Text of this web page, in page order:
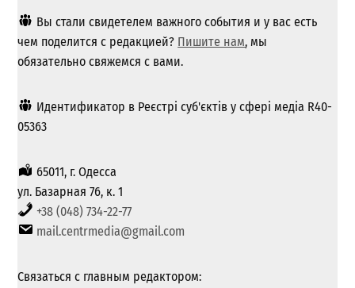
Вы стали свидетелем важного события и у вас есть
чем поделится с редакцией? Пишите нам, мы
обязательно свяжемся с вами.
Идентификатор в Реєстрі суб'єктів у сфері медіа R40-
05363
65011, г. Одесса
ул. Базарная 76, к. 1
+38 (048) 734-22-77
mail.centrmedia@gmail.com
Связаться с главным редактором: